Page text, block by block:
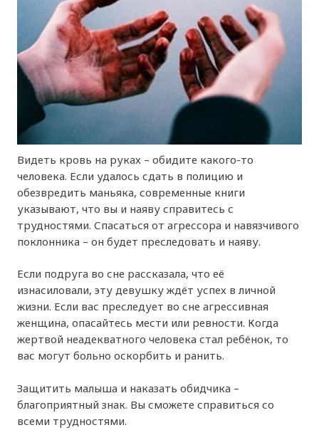
Видеть кровь на руках – обидите какого-то
человека. Если удалось сдать в полицию и
обезвредить маньяка, современные книги
указывают, что вы и наяву справитесь с
трудностями. Спасаться от агрессора и навязчивого
поклонника – он будет преследовать и наяву.
Если подруга во сне рассказала, что её
изнасиловали, эту девушку ждёт успех в личной
жизни. Если вас преследует во сне агрессивная
женщина, опасайтесь мести или ревности. Когда
жертвой неадекватного человека стал ребёнок, то
вас могут больно оскорбить и ранить.
Защитить малыша и наказать обидчика –
благоприятный знак. Вы сможете справиться со
всеми трудностями.